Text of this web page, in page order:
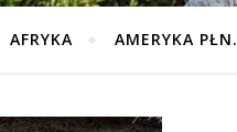
AFRYKA AMERYKA PŁN.